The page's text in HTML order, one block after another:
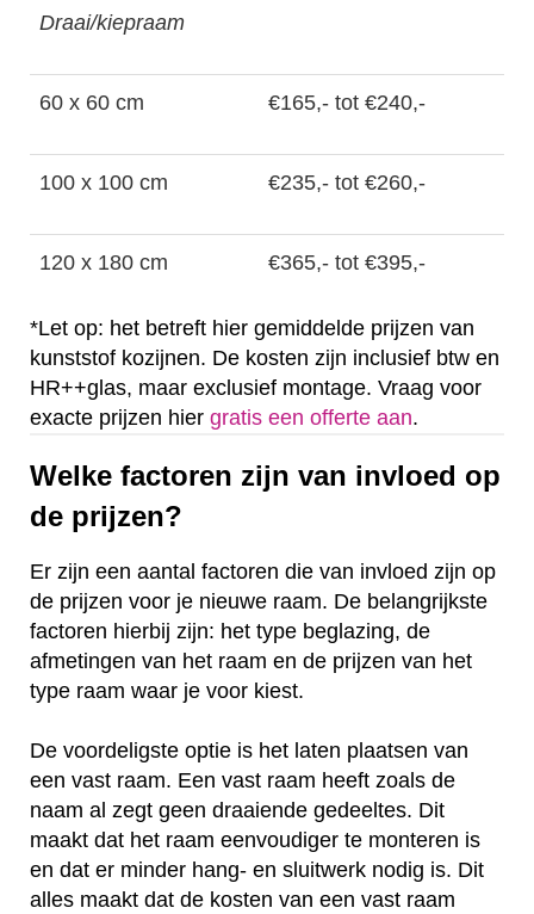
Draai/kiepraam
60 x 60 cm €165,- tot €240,-
100 x 100 cm €235,- tot €260,-
120 x 180 cm €365,- tot €395,-
*Let op: het betreft hier gemiddelde prijzen van
kunststof kozijnen. De kosten zijn inclusief btw en
HR++glas, maar exclusief montage. Vraag voor
exacte prijzen hier gratis een offerte aan.
Welke factoren zijn van invloed op
de prijzen?
Er zijn een aantal factoren die van invloed zijn op
de prijzen voor je nieuwe raam. De belangrijkste
factoren hierbij zijn: het type beglazing, de
afmetingen van het raam en de prijzen van het
type raam waar je voor kiest.
De voordeligste optie is het laten plaatsen van
een vast raam. Een vast raam heeft zoals de
naam al zegt geen draaiende gedeeltes. Dit
maakt dat het raam eenvoudiger te monteren is
en dat er minder hang- en sluitwerk nodig is. Dit
alles maakt dat de kosten van een vast raam